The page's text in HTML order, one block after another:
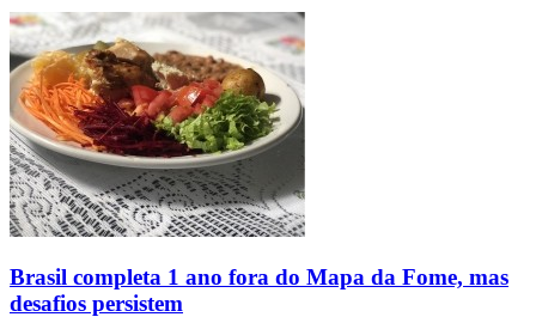
Brasil completa 1 ano fora do Mapa da Fome, mas
desafios persistem